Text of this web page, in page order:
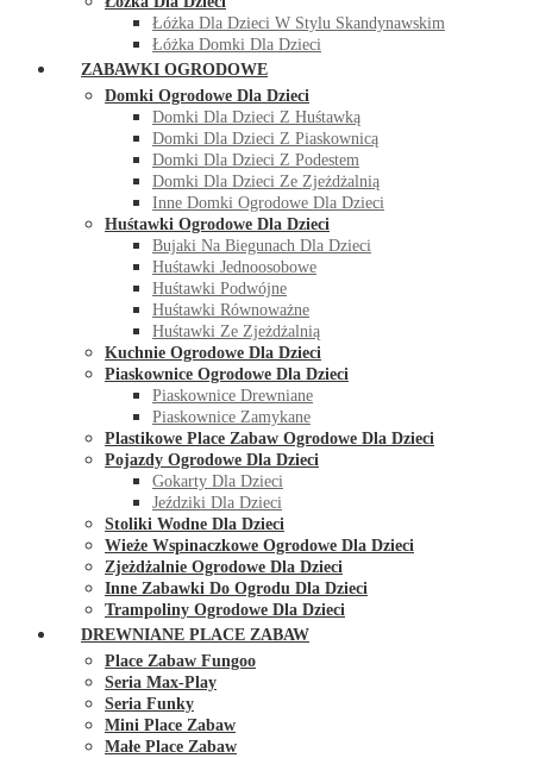
Łóżka Dla Dzieci W Stylu Skandynawskim
Łóżka Domki Dla Dzieci
ZABAWKI OGRODOWE
Domki Ogrodowe Dla Dzieci
Domki Dla Dzieci Z Huśtawką
Domki Dla Dzieci Z Piaskownicą
Domki Dla Dzieci Z Podestem
Domki Dla Dzieci Ze Zjeżdżalnią
Inne Domki Ogrodowe Dla Dzieci
Huśtawki Ogrodowe Dla Dzieci
Bujaki Na Biegunach Dla Dzieci
Huśtawki Jednoosobowe
Huśtawki Podwójne
Huśtawki Równoważne
Huśtawki Ze Zjeżdżalnią
Kuchnie Ogrodowe Dla Dzieci
Piaskownice Ogrodowe Dla Dzieci
Piaskownice Drewniane
Piaskownice Zamykane
Plastikowe Place Zabaw Ogrodowe Dla Dzieci
Pojazdy Ogrodowe Dla Dzieci
Gokarty Dla Dzieci
Jeździki Dla Dzieci
Stoliki Wodne Dla Dzieci
Wieże Wspinaczkowe Ogrodowe Dla Dzieci
Zjeżdżalnie Ogrodowe Dla Dzieci
Inne Zabawki Do Ogrodu Dla Dzieci
Trampoliny Ogrodowe Dla Dzieci
DREWNIANE PLACE ZABAW
Place Zabaw Fungoo
Seria Max-Play
Seria Funky
Mini Place Zabaw
Małe Place Zabaw